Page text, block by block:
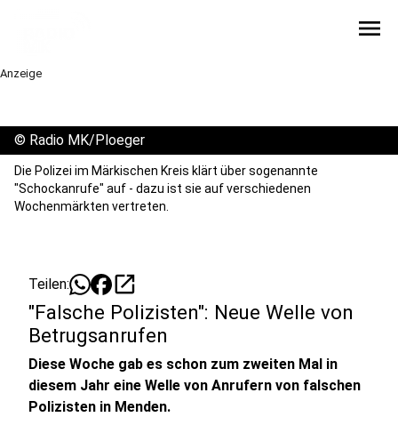
menu
Anzeige
© Radio MK/Ploeger
Die Polizei im Märkischen Kreis klärt über sogenannte
"Schockanrufe" auf - dazu ist sie auf verschiedenen
Wochenmärkten vertreten.
Teilen: open_in_new
"Falsche Polizisten": Neue Welle von
Betrugsanrufen
Diese Woche gab es schon zum zweiten Mal in
diesem Jahr eine Welle von Anrufern von falschen
Polizisten in Menden.